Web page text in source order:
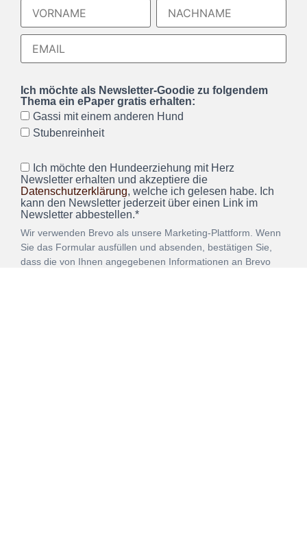
Ich möchte als Newsletter-Goodie zu folgendem
Thema ein ePaper gratis erhalten:
Gassi mit einem anderen Hund
Stubenreinheit
Ich möchte den Hundeerziehung mit Herz
Newsletter erhalten und akzeptiere die
Datenschutzerklärung, welche ich gelesen habe. Ich
kann den Newsletter jederzeit über einen Link im
Newsletter abbestellen.*
Wir verwenden Brevo als unsere Marketing-Plattform. Wenn
Sie das Formular ausfüllen und absenden, bestätigen Sie,
dass die von Ihnen angegebenen Informationen an Brevo